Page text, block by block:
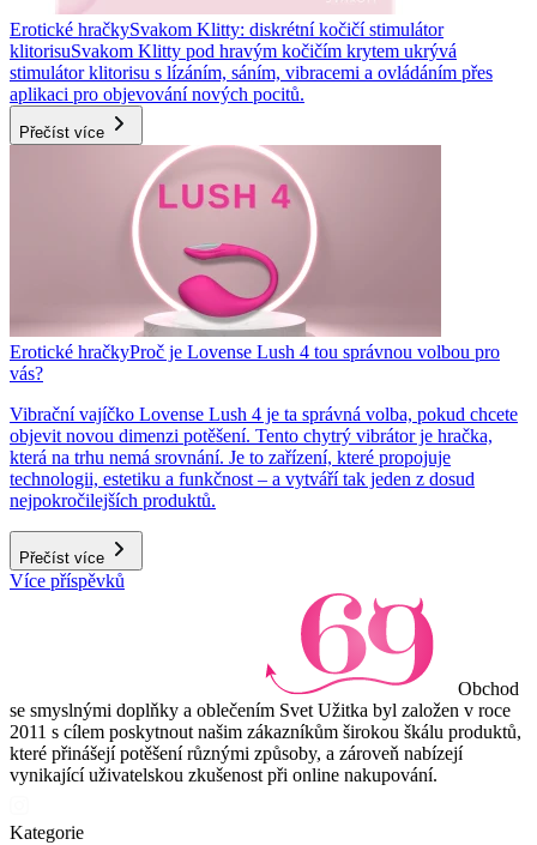
Erotické hračkySvakom Klitty: diskrétní kočičí stimulátor
klitorisuSvakom Klitty pod hravým kočičím krytem ukrývá
stimulátor klitorisu s lízáním, sáním, vibracemi a ovládáním přes
aplikaci pro objevování nových pocitů.
Přečíst více
Erotické hračkyProč je Lovense Lush 4 tou správnou volbou pro
vás?
Vibrační vajíčko Lovense Lush 4 je ta správná volba, pokud chcete
objevit novou dimenzi potěšení. Tento chytrý vibrátor je hračka,
která na trhu nemá srovnání. Je to zařízení, které propojuje
technologii, estetiku a funkčnost – a vytváří tak jeden z dosud
nejpokročilejších produktů.
Přečíst více
Více příspěvků
Obchod
se smyslnými doplňky a oblečením Svet Užitka byl založen v roce
2011 s cílem poskytnout našim zákazníkům širokou škálu produktů,
které přinášejí potěšení různými způsoby, a zároveň nabízejí
vynikající uživatelskou zkušenost při online nakupování.
Kategorie